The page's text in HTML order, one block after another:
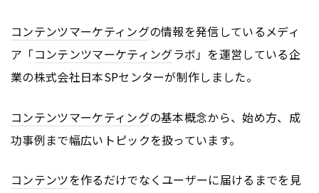
コンテンツマーケティングの情報を発信しているメディ
ア「コンテンツマーケティングラボ」を運営している企
業の株式会社日本SPセンターが制作しました。
コンテンツマーケティングの基本概念から、始め方、成
功事例まで幅広いトピックを扱っています。
コンテンツを作るだけでなくユーザーに届けるまでを見